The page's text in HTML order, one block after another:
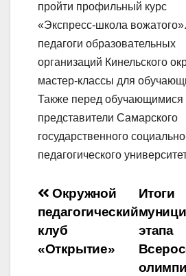
пройти профильный курс
«Экспресс-школа
педагоги образовательных
организаций Кинельского
мастер-классы для
Также перед обучающимися
представители Самарского
государственного
педагогического
Навигация
по
записям
Итоги
этапа
Окружной
педагогический
клуб
«Открытие»